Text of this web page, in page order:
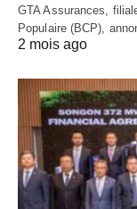
GTA Assurances,
Populaire (BCP),
2 mois ago